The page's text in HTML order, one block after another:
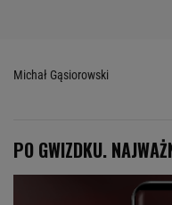
Michał Gąsiorowski